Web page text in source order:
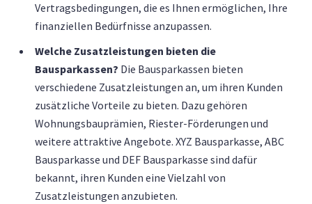
Vertragsbedingungen, die es Ihnen ermöglichen, Ihre
finanziellen Bedürfnisse anzupassen.
Welche Zusatzleistungen bieten die
Bausparkassen? Die Bausparkassen bieten
verschiedene Zusatzleistungen an, um ihren Kunden
zusätzliche Vorteile zu bieten. Dazu gehören
Wohnungsbauprämien, Riester-Förderungen und
weitere attraktive Angebote. XYZ Bausparkasse, ABC
Bausparkasse und DEF Bausparkasse sind dafür
bekannt, ihren Kunden eine Vielzahl von
Zusatzleistungen anzubieten.